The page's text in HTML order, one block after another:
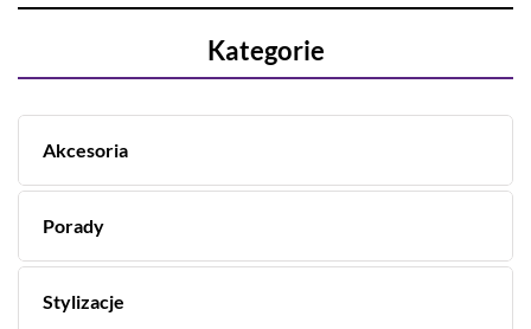
Kategorie
Akcesoria
Porady
Stylizacje